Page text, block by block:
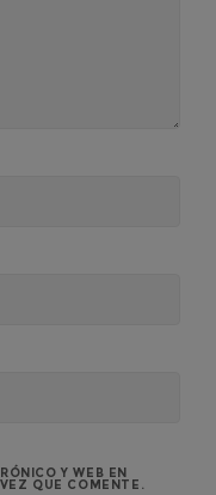
Y WEB EN
QUE COMENTE.